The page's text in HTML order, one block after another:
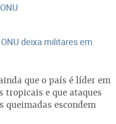
deixa militares em
que o país é líder em
tropicais e que ataques
queimadas escondem